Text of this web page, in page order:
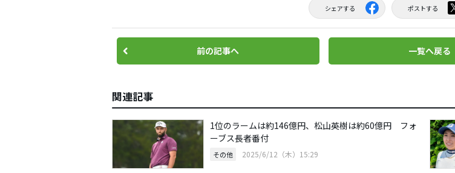
シェアする ポストする
前の記事へ 一覧へ戻る
関連記事
1位のラームは約146億円、松山英樹は約60億円 フォ
ーブス長者番付
その他 2025/6/12（木）15:29